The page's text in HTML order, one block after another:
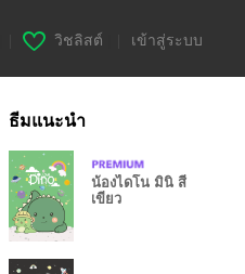
วิชลิสต์ เข้าสู่ระบบ
ธีมแนะนำ
น้องไดโน มินิ สี
เขียว